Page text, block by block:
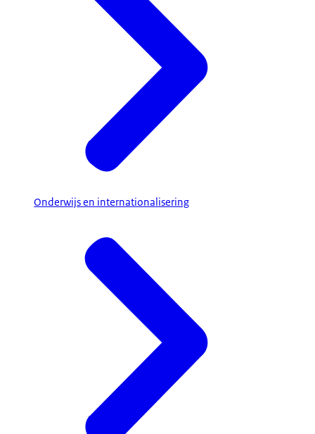
Onderwijs en internationalisering